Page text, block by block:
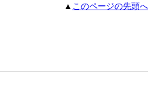
▲ このページの先頭へ